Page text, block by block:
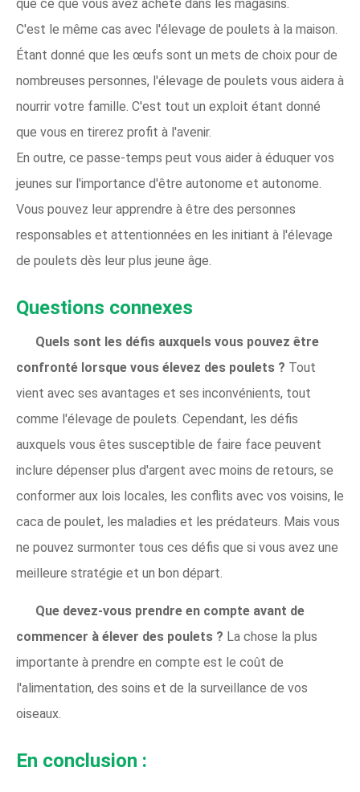
que ce que vous avez acheté dans les magasins.
C'est le même cas avec l'élevage de poulets à la maison.
Étant donné que les œufs sont un mets de choix pour de
nombreuses personnes, l'élevage de poulets vous aidera à
nourrir votre famille. C'est tout un exploit étant donné
que vous en tirerez profit à l'avenir.
En outre, ce passe-temps peut vous aider à éduquer vos
jeunes sur l'importance d'être autonome et autonome.
Vous pouvez leur apprendre à être des personnes
responsables et attentionnées en les initiant à l'élevage
de poulets dès leur plus jeune âge.
Questions connexes
Quels sont les défis auxquels vous pouvez être
confronté lorsque vous élevez des poulets ? Tout
vient avec ses avantages et ses inconvénients, tout
comme l'élevage de poulets. Cependant, les défis
auxquels vous êtes susceptible de faire face peuvent
inclure dépenser plus d'argent avec moins de retours, se
conformer aux lois locales, les conflits avec vos voisins, le
caca de poulet, les maladies et les prédateurs. Mais vous
ne pouvez surmonter tous ces défis que si vous avez une
meilleure stratégie et un bon départ.
Que devez-vous prendre en compte avant de
commencer à élever des poulets ? La chose la plus
importante à prendre en compte est le coût de
l'alimentation, des soins et de la surveillance de vos
oiseaux.
En conclusion :